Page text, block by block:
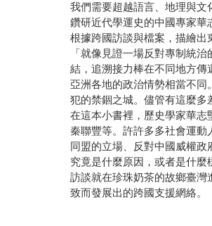
我們需要超越語言、地理與文
鑽研近代學運史的中國專家華
根據跨國訪談與檔案，描繪出
「就像見證一場反對專制統
結，追溯接力棒在不同地方傳
亞洲各地的政治情勢相當不
犯的禁錮之城。儘管有這麼多
在這本小書裡，歷史學家華
秦聯豐等。許許多多社會運
同盟的立場、反對中國威權政
究竟是什麼原因，或者是什
訪談就在珍珠奶茶的故鄉臺
致而發展出的跨國支援網絡。